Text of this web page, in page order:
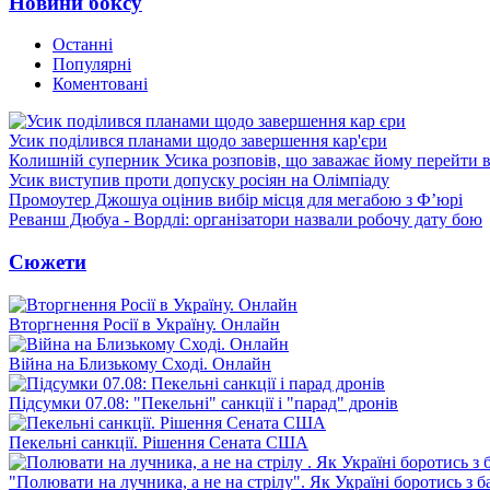
Останні
Популярні
Коментовані
Усик поділився планами щодо завершення кар'єри
Колишній суперник Усика розповів, що заважає йому перейти
Усик виступив проти допуску росіян на Олімпіаду
Промоутер Джошуа оцінив вибір місця для мегабою з Ф’юрі
Реванш Дюбуа - Вордлі: організатори назвали робочу дату бою
Сюжети
Вторгнення Росії в Україну. Онлайн
Війна на Близькому Сході. Онлайн
Підсумки 07.08: "Пекельні" санкції і "парад" дронів
Пекельні санкції. Рішення Сената США
"Полювати на лучника, а не на стрілу". Як Україні боротись з